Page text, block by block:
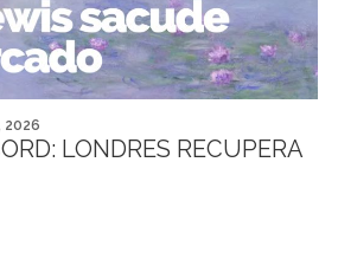
2026
LONDRES RECUPERA